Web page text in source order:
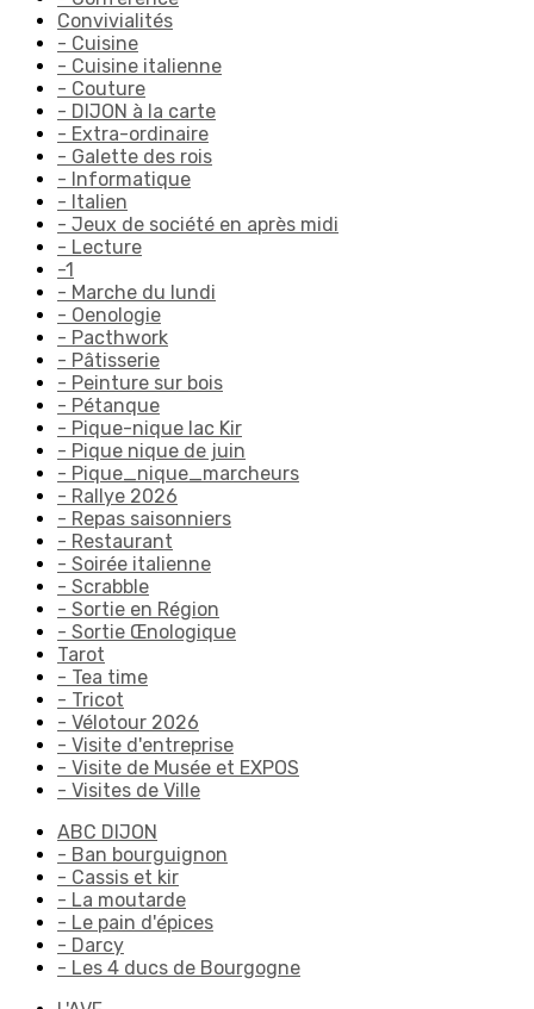
Convivialités
- Cuisine
- Cuisine italienne
- Couture
- DIJON à la carte
- Extra-ordinaire
- Galette des rois
- Informatique
- Italien
- Jeux de société en après midi
- Lecture
-1
- Marche du lundi
- Oenologie
- Pacthwork
- Pâtisserie
- Peinture sur bois
- Pétanque
- Pique-nique lac Kir
- Pique nique de juin
- Pique_nique_marcheurs
- Rallye 2026
- Repas saisonniers
- Restaurant
- Soirée italienne
- Scrabble
- Sortie en Région
- Sortie Œnologique
Tarot
- Tea time
- Tricot
- Vélotour 2026
- Visite d'entreprise
- Visite de Musée et EXPOS
- Visites de Ville
ABC DIJON
- Ban bourguignon
- Cassis et kir
- La moutarde
- Le pain d'épices
- Darcy
- Les 4 ducs de Bourgogne